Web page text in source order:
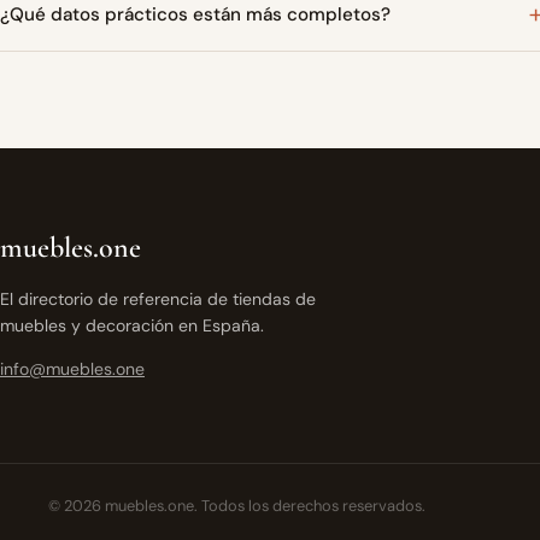
¿Qué datos prácticos están más completos?
muebles.one
El directorio de referencia de tiendas de
muebles y decoración en España.
info@muebles.one
© 2026 muebles.one. Todos los derechos reservados.